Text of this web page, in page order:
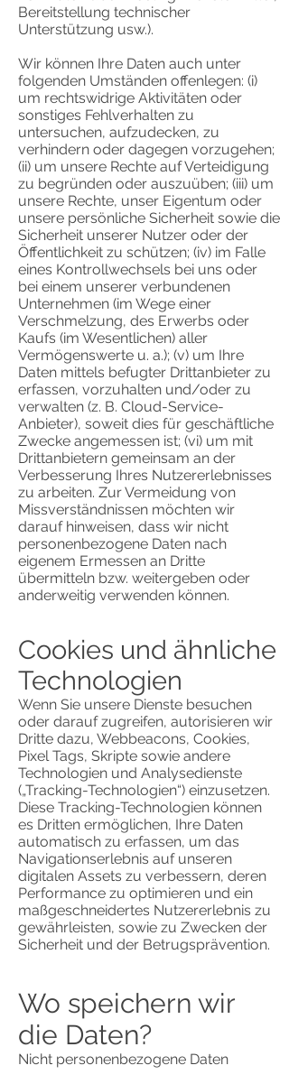
Bereitstellung technischer
Unterstützung usw.).
Wir können Ihre Daten auch unter
folgenden Umständen offenlegen: (i)
um rechtswidrige Aktivitäten oder
sonstiges Fehlverhalten zu
untersuchen, aufzudecken, zu
verhindern oder dagegen vorzugehen;
(ii) um unsere Rechte auf Verteidigung
zu begründen oder auszuüben; (iii) um
unsere Rechte, unser Eigentum oder
unsere persönliche Sicherheit sowie die
Sicherheit unserer Nutzer oder der
Öffentlichkeit zu schützen; (iv) im Falle
eines Kontrollwechsels bei uns oder
bei einem unserer verbundenen
Unternehmen (im Wege einer
Verschmelzung, des Erwerbs oder
Kaufs (im Wesentlichen) aller
Vermögenswerte u. a.); (v) um Ihre
Daten mittels befugter Drittanbieter zu
erfassen, vorzuhalten und/oder zu
verwalten (z. B. Cloud-Service-
Anbieter), soweit dies für geschäftliche
Zwecke angemessen ist; (vi) um mit
Drittanbietern gemeinsam an der
Verbesserung Ihres Nutzererlebnisses
zu arbeiten. Zur Vermeidung von
Missverständnissen möchten wir
darauf hinweisen, dass wir nicht
personenbezogene Daten nach
eigenem Ermessen an Dritte
übermitteln bzw. weitergeben oder
anderweitig verwenden können.
Cookies und ähnliche
Technologien
Wenn Sie unsere Dienste besuchen
oder darauf zugreifen, autorisieren wir
Dritte dazu, Webbeacons, Cookies,
Pixel Tags, Skripte sowie andere
Technologien und Analysedienste
(„Tracking-Technologien“) einzusetzen.
Diese Tracking-Technologien können
es Dritten ermöglichen, Ihre Daten
automatisch zu erfassen, um das
Navigationserlebnis auf unseren
digitalen Assets zu verbessern, deren
Performance zu optimieren und ein
maßgeschneidertes Nutzererlebnis zu
gewährleisten, sowie zu Zwecken der
Sicherheit und der Betrugsprävention.
Wo speichern wir
die Daten?
Nicht personenbezogene Daten